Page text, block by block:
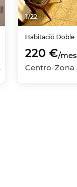
1/22
Habitació Doble
220 €/mes